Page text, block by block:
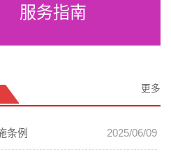
服务指南
更多
条例 2025/06/09